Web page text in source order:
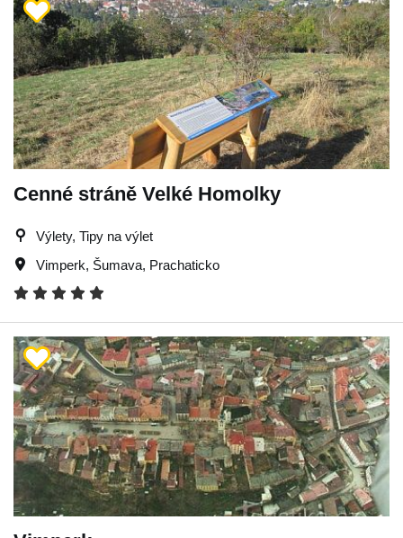
Cenné stráně Velké Homolky
Výlety, Tipy na výlet
Vimperk, Šumava, Prachaticko